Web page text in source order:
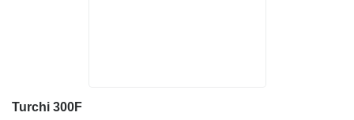
Turchi 300F